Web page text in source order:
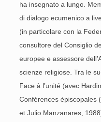
ha insegnato a lungo.
di dialogo ecumenico a
(in particolare con la
consultore del Consiglio
europee e assessore
scienze religiose. Tra le
Face à l’unité (avec
Conférences épiscopales
et Julio Manzanares,